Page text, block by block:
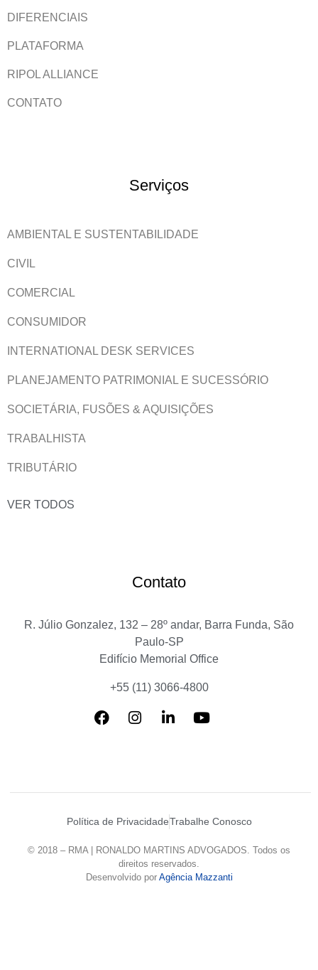
DIFERENCIAIS
PLATAFORMA
RIPOL ALLIANCE
CONTATO
Serviços
AMBIENTAL E SUSTENTABILIDADE
CIVIL
COMERCIAL
CONSUMIDOR
INTERNATIONAL DESK SERVICES
PLANEJAMENTO PATRIMONIAL E SUCESSÓRIO
SOCIETÁRIA, FUSÕES & AQUISIÇÕES
TRABALHISTA
TRIBUTÁRIO
VER TODOS
Contato
R. Júlio Gonzalez, 132 – 28º andar, Barra Funda, São
Paulo-SP
Edifício Memorial Office
+55 (11) 3066-4800
© 2018 – RMA | RONALDO MARTINS ADVOGADOS. Todos os
direitos reservados.
Desenvolvido por Agência Mazzanti
Política de PrivacidadeTrabalhe Conosco